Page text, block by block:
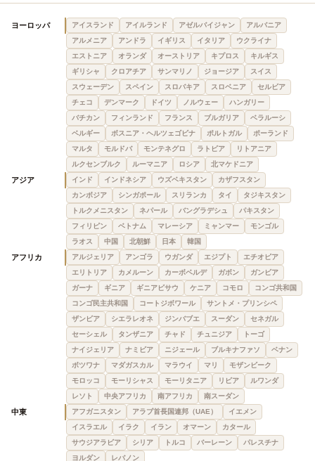
ヨーロッパ アイスランド アイルランド アゼルバイジャン
アルバニア
アルメニア
アンドラ イギリス イタリア
ウクライナ
エストニア
オランダ オーストリア キプロス
キルギス
ギリシャ
クロアチア サンマリノ ジョージア
スイス
スウェーデン
スペイン スロバキア スロベニア
セルビア
チェコ
デンマーク ドイツ ノルウェー
ハンガリー
バチカン
フィンランド フランス ブルガリア
ベラルーシ
ベルギー
ボスニア・ヘルツェゴビナ ポルトガル
ポーランド
マルタ
モルドバ モンテネグロ ラトビア
リトアニア
ルクセンブルク
ルーマニア ロシア 北マケドニア
アジア インド インドネシア ウズベキスタン
カザフスタン
カンボジア
シンガポール スリランカ タイ
タジキスタン
トルクメニスタン
ネパール バングラデシュ
パキスタン
フィリピン
ベトナム マレーシア ミャンマー
モンゴル
ラオス
中国 北朝鮮 日本 韓国
アフリカ アルジェリア アンゴラ ウガンダ エジプト
エチオピア
エリトリア
カメルーン カーボベルデ ガボン
ガンビア
ガーナ
ギニア ギニアビサウ ケニア コモロ
コンゴ共和国
コンゴ民主共和国
コートジボワール
サントメ・プリンシペ
ザンビア
シエラレオネ ジンバブエ スーダン
セネガル
セーシェル
タンザニア チャド チュニジア
トーゴ
ナイジェリア
ナミビア ニジェール ブルキナファソ
ベナン
ボツワナ
マダガスカル マラウイ マリ
モザンビーク
モロッコ
モーリシャス モーリタニア リビア
ルワンダ
レソト
中央アフリカ 南アフリカ 南スーダン
中東 アフガニスタン アラブ首長国連邦（UAE）
イエメン
イスラエル
イラク イラン オマーン
カタール
サウジアラビア
シリア トルコ バーレーン
パレスチナ
ヨルダン
レバノン